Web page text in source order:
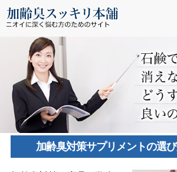
加齢臭対策サプリメントの選